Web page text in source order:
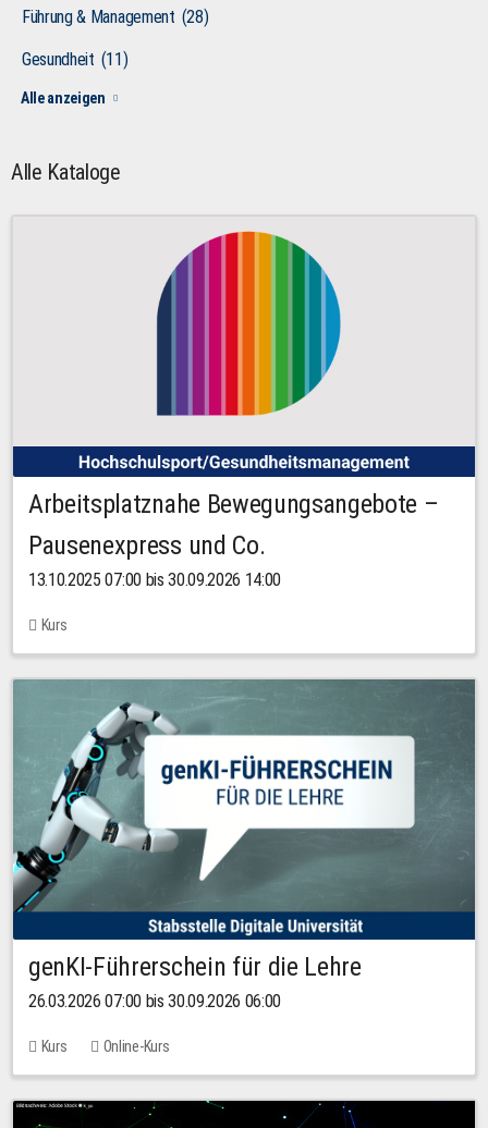
Führung & Management (28)
Gesundheit (11)
Alle anzeigen
Alle Kataloge
Arbeitsplatznahe Bewegungsangebote –
Pausenexpress und Co.
13.10.2025 07:00 bis 30.09.2026 14:00
Kurs
genKI-Führerschein für die Lehre
26.03.2026 07:00 bis 30.09.2026 06:00
Kurs Online-Kurs